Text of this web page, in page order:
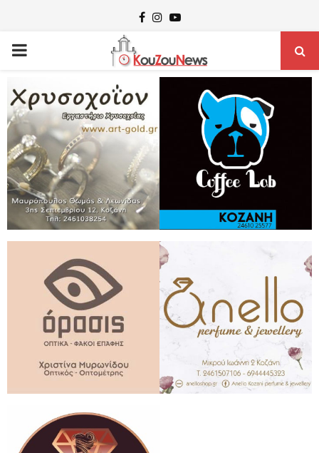
Facebook
Instagram
Youtube
PRIMARY
MENU